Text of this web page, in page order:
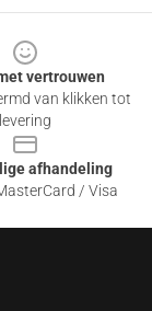
vertrouwen
van klikken tot
levering
afhandeling
/ Visa